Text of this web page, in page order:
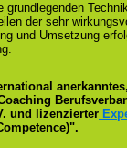
grundlegenden
der sehr
und Umsetzung
anerkanntes,
und lizenzierter